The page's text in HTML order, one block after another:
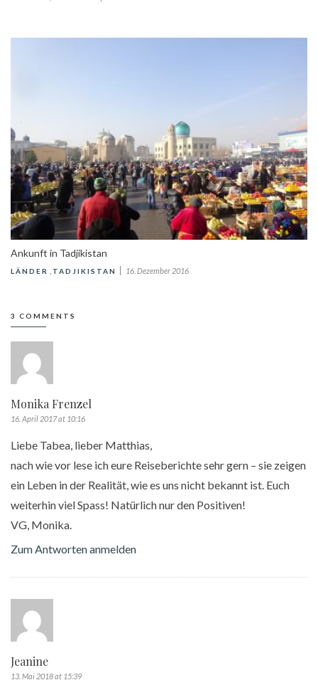
Ankunft in Tadjikistan
LÄNDER TADJIKISTAN 16. Dezember 2016
3 COMMENTS
Monika Frenzel
16. April 2017 at 10:16
Liebe Tabea, lieber Matthias,
nach wie vor lese ich eure Reiseberichte sehr gern – sie zeigen
ein Leben in der Realität, wie es uns nicht bekannt ist. Euch
weiterhin viel Spass! Natürlich nur den Positiven!
VG, Monika.
Zum Antworten anmelden
Jeanine
13. Mai 2018 at 15:39